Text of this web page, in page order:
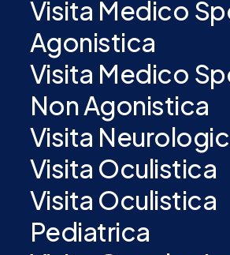
Visita Medico
Agonistica
Visita Medico
Non Agonistica
Visita
Visita Oculistica
Visita Oculistica
Pediatrica